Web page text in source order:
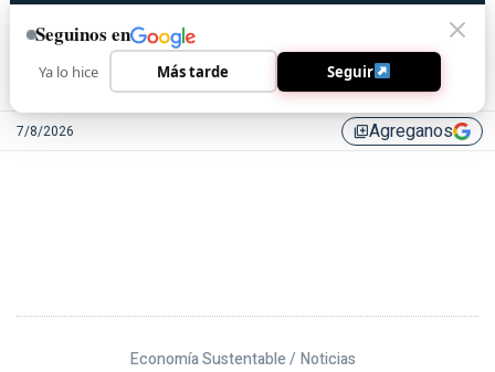
7/8/2026 library_addAgreganos
Economía Sustentable / Noticias
Seguinos en
Ya lo hice Más tarde Seguir